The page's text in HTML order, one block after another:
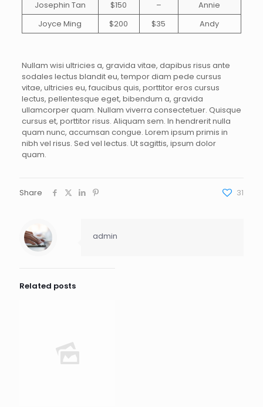
Josephin Tan $150 –
Annie
Joyce Ming
$200 $35 Andy
Nullam wisi ultricies a, gravida vitae, dapibus risus ante
sodales lectus blandit eu, tempor diam pede cursus
vitae, ultricies eu, faucibus quis, porttitor eros cursus
lectus, pellentesque eget, bibendum a, gravida
ullamcorper quam. Nullam viverra consectetuer. Quisque
cursus et, porttitor risus. Aliquam sem. In hendrerit nulla
quam nunc, accumsan congue. Lorem ipsum primis in
nibh vel risus. Sed vel lectus. Ut sagittis, ipsum dolor
quam.
Share 31
admin
Related posts